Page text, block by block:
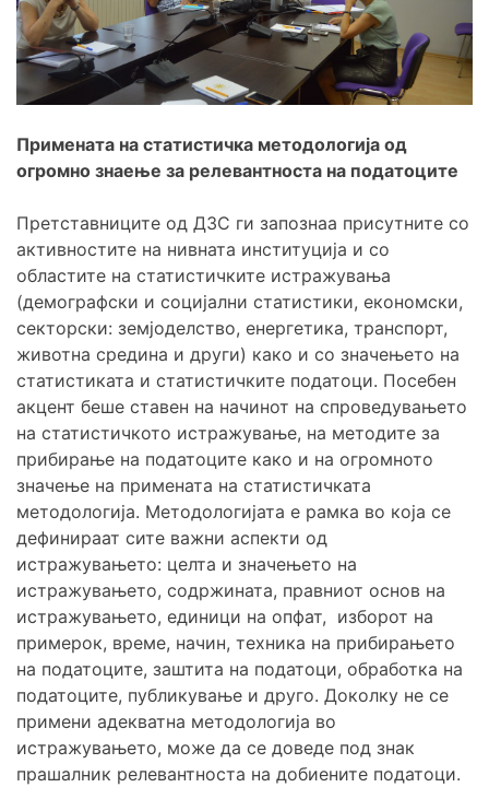
Примената на статистичка методологија од
огромно знаење за релевантноста на податоците
Претставниците од ДЗС ги запознаа присутните со
активностите на нивната институција и со
областите на статистичките истражувања
(демографски и социјални статистики, економски,
секторски: земјоделство, енергетика, транспорт,
животна средина и други) како и со значењето на
статистиката и статистичките податоци. Посебен
акцент беше ставен на начинот на спроведувањето
на статистичкото истражување, на методите за
прибирање на податоците како и на огромното
значење на примената на статистичката
методологија. Методологијата е рамка во која се
дефинираат сите важни аспекти од
истражувањето: целта и значењето на
истражувањето, содржината, правниот основ на
истражувањето, единици на опфат, изборот на
примерок, време, начин, техника на прибирањето
на податоците, заштита на податоци, обработка на
податоците, публикување и друго. Доколку не се
примени адекватна методологија во
истражувањето, може да се доведе под знак
прашалник релевантноста на добиените податоци.